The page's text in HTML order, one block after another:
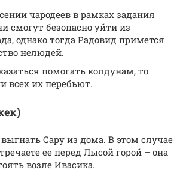
чародеев в рамках задания
смогут безопасно уйти из
однако тогда Радовид примется
нелюдей.
помогать колдунам, то
всех их перебьют.
Сару из дома. В этом случае
ее перед Лысой горой – она
возле Ивасика.